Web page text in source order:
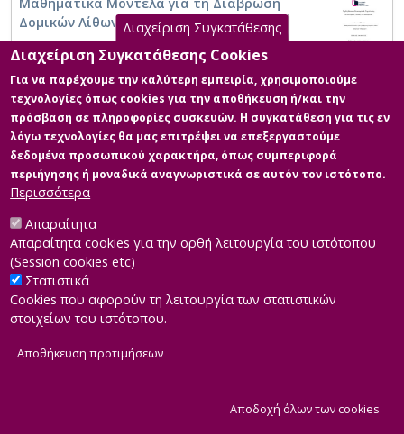
Δομικών Λίθων Ιστορικών Μνημείων
Developed byINTEROPTICS
Διαχείριση Συγκατάθεσης
Διαχείριση Συγκατάθεσης Cookies
Για να παρέχουμε την καλύτερη εμπειρία, χρησιμοποιούμε
τεχνολογίες όπως cookies για την αποθήκευση ή/και την
πρόσβαση σε πληροφορίες συσκευών. Η συγκατάθεση για τις εν
λόγω τεχνολογίες θα μας επιτρέψει να επεξεργαστούμε
δεδομένα προσωπικού χαρακτήρα, όπως συμπεριφορά
περιήγησης ή μοναδικά αναγνωριστικά σε αυτόν τον ιστότοπο.
Περισσότερα
Απαραίτητα
Απαραίτητα cookies για την ορθή λειτουργία του ιστότοπου
(Session cookies etc)
Στατιστικά
Cookies που αφορούν τη λειτουργία των στατιστικών
στοιχείων του ιστότοπου.
Αποθήκευση προτιμήσεων
Αποδοχή όλων των cookies